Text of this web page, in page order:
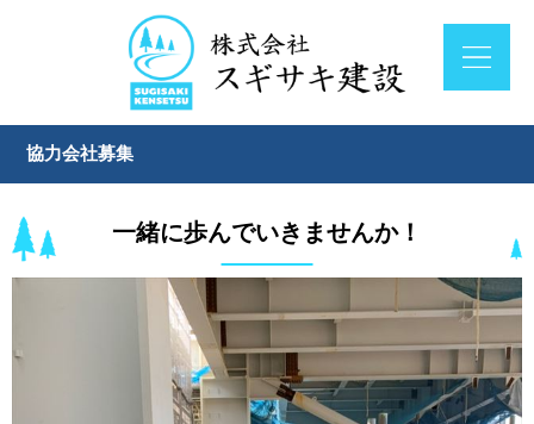
協力会社募集
一緒に歩んでいきませんか！